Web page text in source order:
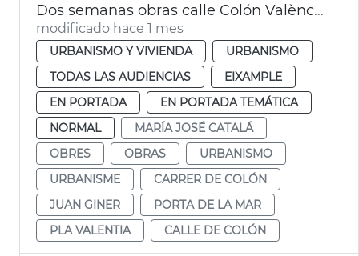
Dos semanas obras calle Colón València
modificado hace 1 mes
URBANISMO Y VIVIENDA
URBANISMO
TODAS LAS AUDIENCIAS
EIXAMPLE
EN PORTADA
EN PORTADA TEMÁTICA
NORMAL
MARÍA JOSÉ CATALÁ
OBRES
OBRAS
URBANISMO
URBANISME
CARRER DE COLÓN
JUAN GINER
PORTA DE LA MAR
PLA VALENTIA
CALLE DE COLÓN